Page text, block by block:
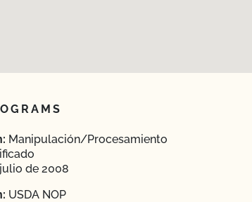
Manipulación/Procesamiento
de 2008
USDA NOP